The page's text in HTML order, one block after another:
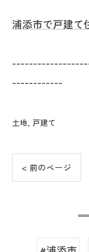
浦添市で戸建て
------------
土地 戸建て
< 前のページ